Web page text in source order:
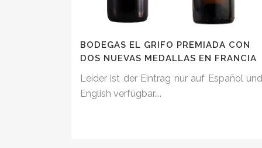
BODEGAS EL GRIFO PREMIADA CON
DOS NUEVAS MEDALLAS EN FRANCIA
Leider ist der Eintrag nur auf Español
English verfügbar....